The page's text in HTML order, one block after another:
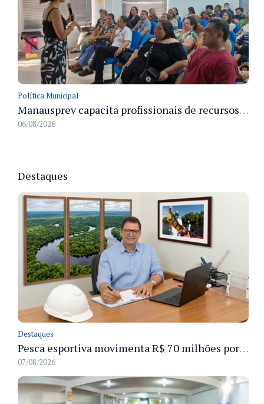
Política Municipal
Manausprev capacita profissionais de recursos humanos para agilizar concessão de aposentadorias no município
06/08/2026
Destaques
Destaques
Pesca esportiva movimenta R$ 70 milhões por ano e ganha espaço na economia sustentável do Amazonas
07/08/2026